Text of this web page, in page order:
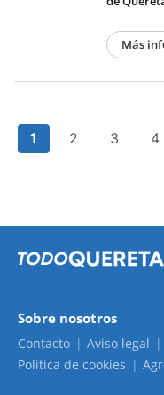
Más
1 2 3 4
Sobre nosotros
Contacto Aviso legal
Política de cookies